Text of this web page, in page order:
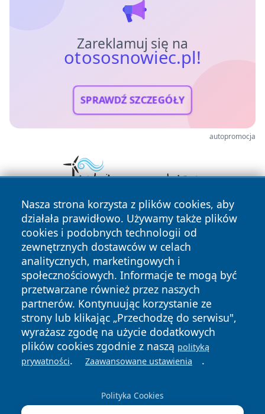
Zareklamuj się na
otososnowiec.pl!
SPRAWDŹ SZCZEGÓŁY
autopromocja
Nasza strona korzysta z plików cookies, aby
działała prawidłowo. Używamy także plików
cookies i podobnych technologii od
zewnętrznych dostawców w celach
analitycznych, marketingowych i
społecznościowych. Informacje te mogą być
przetwarzane również przez naszych
partnerów. Kontynuując korzystanie ze
strony lub klikając „Przechodzę do serwisu",
wyrażasz zgodę na użycie dodatkowych
plików cookies zgodnie z naszą polityką
prywatności. Zaawansowane ustawienia .
Polityka Cookies
Copyright © 2026 otososnowiec.pl Wszystkie prawa
zastrzeżone.
News Autorzy
Polityka
Prywatności
Polityka
Cookies